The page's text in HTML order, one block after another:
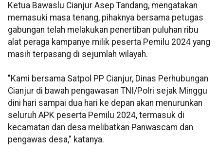
Ketua Bawaslu Cianjur Asep Tandang, mengatakan
memasuki masa tenang, pihaknya bersama petugas
gabungan telah melakukan penertiban puluhan ribu
alat peraga kampanye milik peserta Pemilu 2024 yang
masih terpasang di sejumlah wilayah.
"Kami bersama Satpol PP Cianjur, Dinas Perhubungan
Cianjur di bawah pengawasan TNI/Polri sejak Minggu
dini hari sampai dua hari ke depan akan menurunkan
seluruh APK peserta Pemilu 2024, termasuk di
kecamatan dan desa melibatkan Panwascam dan
pengawas desa," katanya.